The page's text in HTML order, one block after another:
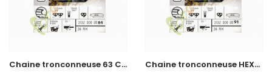
C
haine tronconneuse 63 CM HEXA Stihl 3132-000-0084 C
haine tronconneuse HEXA Stihl 3132-000-0091